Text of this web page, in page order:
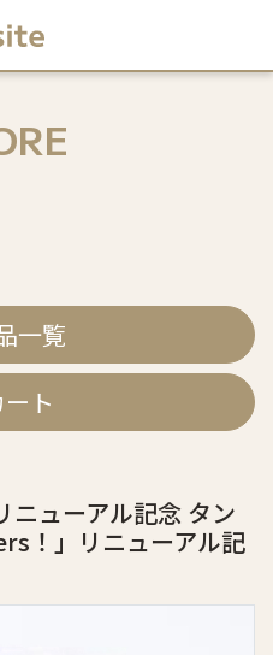
一覧
ト
ニューアル記念 タン
！」リニューアル記